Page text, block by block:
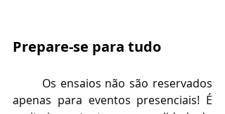
Prepare-se para tudo
Os ensaios não são reservados
apenas para eventos presenciais! É